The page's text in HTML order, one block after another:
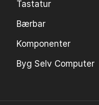
Tastatur
Bærbar
Komponenter
Byg Selv Computer